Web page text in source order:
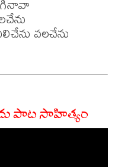
వలచేను
పాట సాహిత్యం